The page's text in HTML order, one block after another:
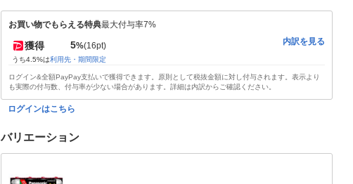
お買い物でもらえる特典最大付与率7%
獲得 5%(16pt)
うち4.5%は利用先・期間限定
内訳を見る
ログイン&全額PayPay支払いで獲得できます。原則として税抜金額に対し付与されます。表示より
も実際の付与数、付与率が少ない場合があります。詳細は内訳からご確認ください。
ログインはこちら
バリエーション